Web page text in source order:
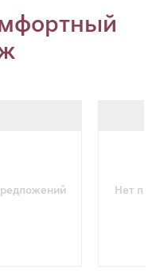
Нет